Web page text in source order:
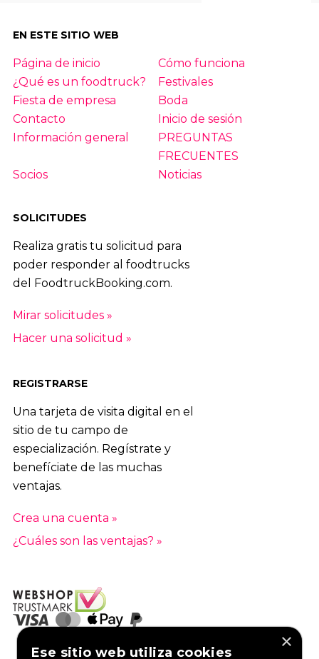
EN ESTE SITIO WEB
Página de inicio
Cómo funciona
¿Qué es un foodtruck?
Festivales
Fiesta de empresa
Boda
Contacto
Inicio de sesión
Información general
PREGUNTAS
FRECUENTES
Socios
Noticias
SOLICITUDES
Realiza gratis tu solicitud para
poder responder al foodtrucks
del FoodtruckBooking.com.
Mirar solicitudes »
Hacer una solicitud »
REGISTRARSE
Una tarjeta de visita digital en el
sitio de tu campo de
especialización. Regístrate y
benefíciate de las muchas
ventajas.
Crea una cuenta »
¿Cuáles son las ventajas? »
×
Ese sitio web utiliza cookies